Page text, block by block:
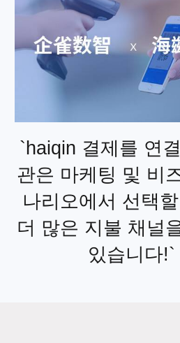
`haiqin 결제를 연
관은 마케팅 및 비
나리오에서 선택
더 많은 지불 채널
있습니다!`